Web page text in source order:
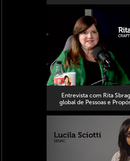
Entrevista com Rita
global de Pessoas e